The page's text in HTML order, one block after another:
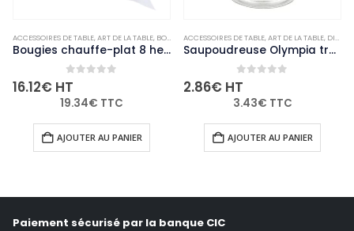
,NON-PALETTISABLE
ACCESSOIRES DE TABLE,ART DE LA TABLE, BOUGIES ET PHOTOPHORES ,NON-PALETTISABLE
Bougies chauffe-plat 8 heures Olympia (Lot de 75)
0
16.12€ HT
19.34€ TTC
AJOUTER AU PANIER
ACCESSOIRES DE TABLE,ART DE LA TABLE, DIVERS
Saupoudreuse Olympia trous de 4mm
0
2.86€ HT
3.43€ TTC
AJOUTER AU PANIER
Paiement sécurisé par la banque CIC